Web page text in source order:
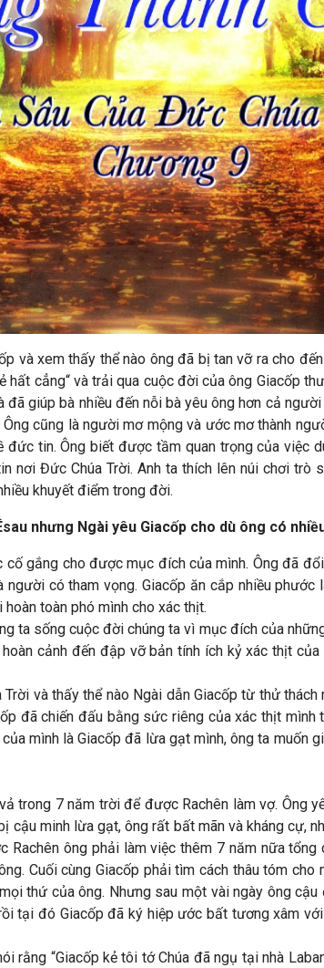
và xem thấy thể nào ông đã bị tan vỡ ra cho
hất cẳng“ và trải qua cuộc đời của ông Giacốp
giúp bà nhiều đến nỗi bà yêu ông hơn cả
cũng là người mơ mộng và ước mơ thành
tin. Ông biết được tầm quan trọng của việc
nơi Đức Chúa Trời. Anh ta thích lên núi chơi
khuyết điểm trong đời.
nhưng Ngài yêu Giacốp cho dù ông có
gắng cho được mục đích của mình. Ông đã
có tham vọng. Giacốp ăn cắp nhiều
toàn phó mình cho xác thịt.
ta sống cuộc đời chúng ta vì mục đích của
cảnh đến đập vỡ bản tính ích kỷ xác thịt
và thấy thể nào Ngài dẫn Giacốp từ thử
đã chiến đấu bằng sức riêng của xác thịt
mình là Giacốp đã lừa gạt mình, ông ta
trong 7 năm trời để được Rachên làm vợ. Ông
cậu minh lừa gạt, ông rất bất mãn và kháng cự,
ông phải làm việc thêm 7 năm nữa
Cuối cùng Giacốp phải tìm cách thâu tóm
thứ của ông. Nhưng sau một vài ngày ông
tại đó Giacốp đã ký hiệp ước bất tương xâm
rằng “Giacốp kẻ tôi tớ Chúa đã ngụ tại nhà